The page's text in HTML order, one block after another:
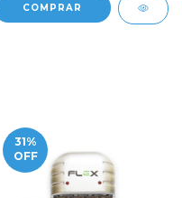
31%
OFF